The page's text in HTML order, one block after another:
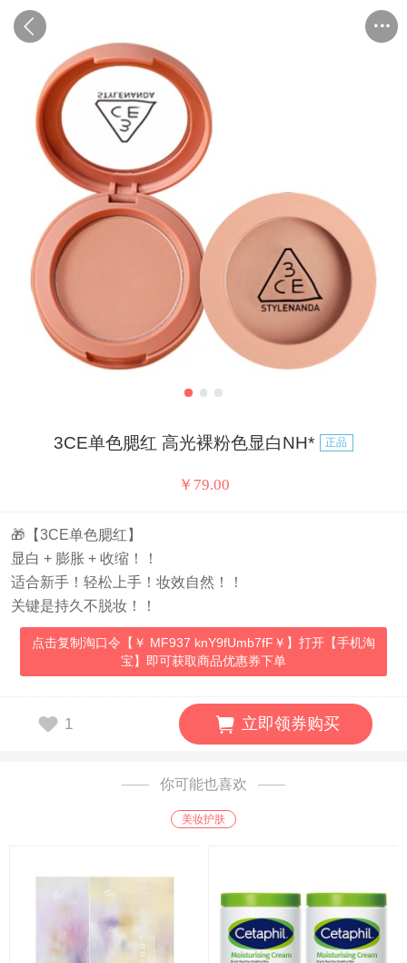
3CE单色腮红 高光裸粉色显白NH* 正品
￥ 79.00
🎁【3CE单色腮红】
显白 + 膨胀 + 收缩！！
适合新手！轻松上手！妆效自然！！
关键是持久不脱妆！！
点击复制淘口令【￥ MF937 knY9fUmb7fF￥】打开【手机淘
宝】即可获取商品优惠券下单
1 立即领券购买
你可能也喜欢
美妆护肤